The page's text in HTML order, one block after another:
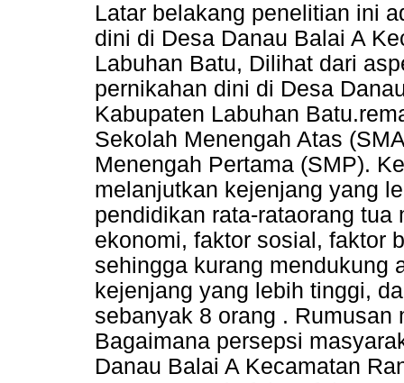
Latar belakang penelitian ini
dini di Desa Danau Balai A
Labuhan Batu, Dilihat dari
pernikahan dini di Desa
Kabupaten Labuhan
Sekolah Menengah Atas
Menengah Pertama (SMP).
melanjutkan kejenjang yang
pendidikan rata-rataorang
ekonomi, faktor sosial, faktor
sehingga kurang mendukung
kejenjang yang lebih tinggi,
sebanyak 8 orang .
Bagaimana persepsi
Danau Balai A Kecamatan